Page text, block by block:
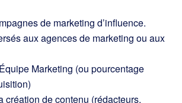
de marketing d’influence.
aux agences de marketing ou aux
Marketing (ou pourcentage
création de contenu (rédacteurs,